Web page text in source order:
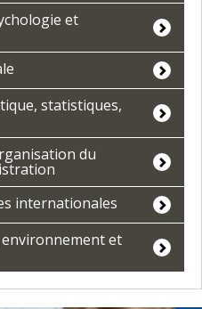
et
statistiques,
du
internationales
et